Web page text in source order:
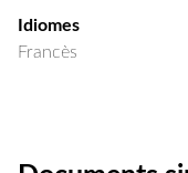
Idiomes
Francès